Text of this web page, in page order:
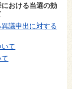
おける当選の効
議申出に対する
て